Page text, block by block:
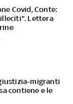
Covid, Conte:
illeciti". Lettera
migranti
contiene e le